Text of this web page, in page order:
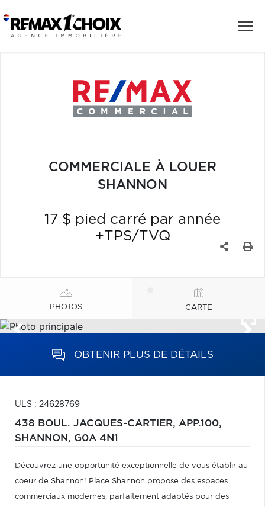
COMMERCIALE À LOUER
SHANNON
17 $ pied carré par année
+TPS/TVQ
PHOTOS CARTE
OBTENIR PLUS DE DÉTAILS
ULS : 24628769
438 BOUL. JACQUES-CARTIER, APP.100,
SHANNON, G0A 4N1
Découvrez une opportunité exceptionnelle de vous établir au
coeur de Shannon! Place Shannon propose des espaces
commerciaux modernes, parfaitement adaptés pour des